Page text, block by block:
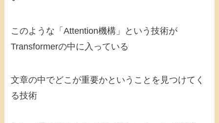
このような「Attention機構」という技術が
Transformerの中に入っている
文章の中でどこが重要かということを見つけてく
る技術